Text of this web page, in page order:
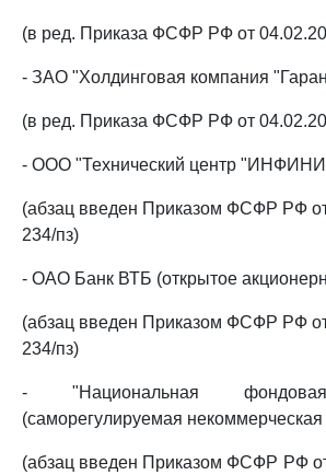
(в ред. Приказа ФСФР РФ от
- ЗАО "Холдинговая компания
(в ред. Приказа ФСФР РФ от
- ООО "Технический центр
(абзац введен Приказом ФСФР РФ
234/пз)
- ОАО Банк ВТБ (открытое
(абзац введен Приказом ФСФР РФ
234/пз)
- "Национальная
(саморегулируемая некоммерческая
(абзац введен Приказом ФСФР РФ